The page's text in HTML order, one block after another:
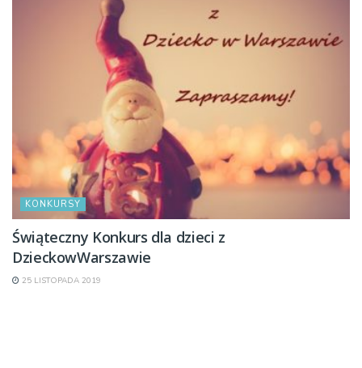
KONKURSY
Świąteczny Konkurs dla dzieci z
DzieckowWarszawie
25 LISTOPADA 2019